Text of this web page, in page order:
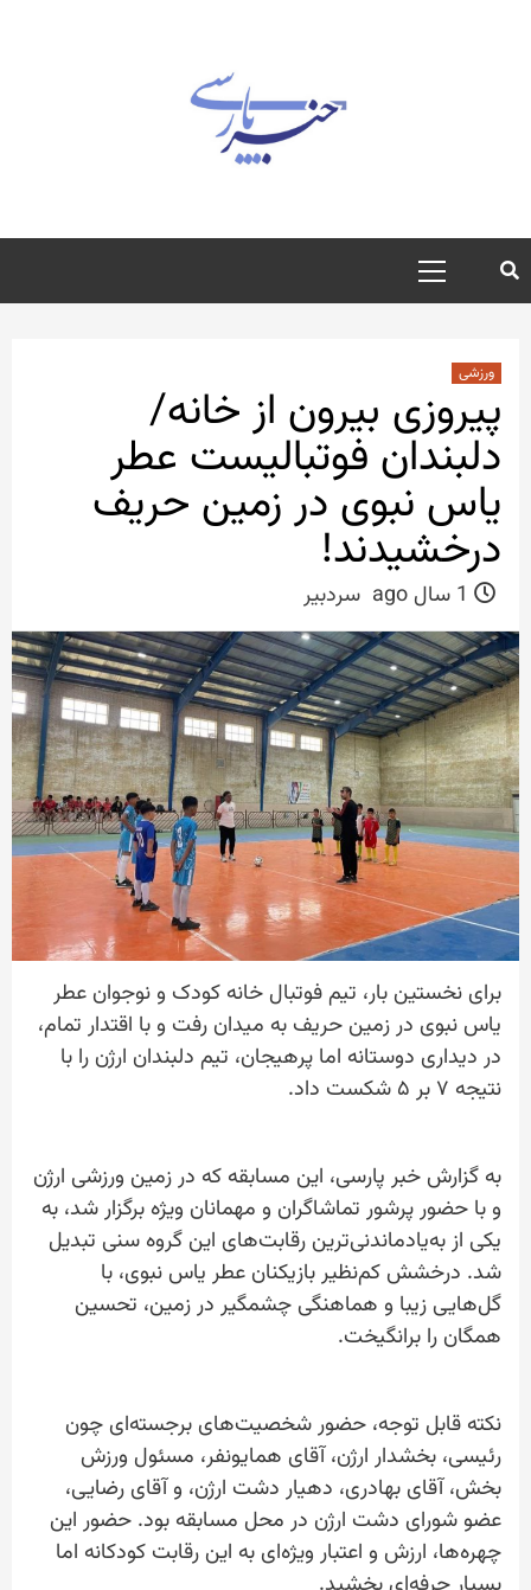
منوی
اصلی
ورزشی
پیروزی بیرون از خانه/
دلبندان فوتبالیست عطر
یاس نبوی در زمین حریف
درخشیدند!
سردبیر
برای نخستین بار، تیم فوتبال خانه کودک و نوجوان عطر
یاس نبوی در زمین حریف به میدان رفت و با اقتدار تمام،
در دیداری دوستانه اما پرهیجان، تیم دلبندان ارژن را با
نتیجه ۷ بر ۵ شکست داد.
به گزارش خبر پارسی، این مسابقه که در زمین ورزشی ارژن
و با حضور پرشور تماشاگران و مهمانان ویژه برگزار شد، به
یکی از به‌یادماندنی‌ترین رقابت‌های این گروه سنی تبدیل
شد. درخشش کم‌نظیر بازیکنان عطر یاس نبوی، با
گل‌هایی زیبا و هماهنگی چشمگیر در زمین، تحسین
همگان را برانگیخت.
نکته قابل توجه، حضور شخصیت‌های برجسته‌ای چون
رئیسی، بخشدار ارژن، آقای همایونفر، مسئول ورزش
بخش، آقای بهادری، دهیار دشت ارژن، و آقای رضایی،
عضو شورای دشت ارژن در محل مسابقه بود. حضور این
چهره‌ها، ارزش و اعتبار ویژه‌ای به این رقابت کودکانه اما